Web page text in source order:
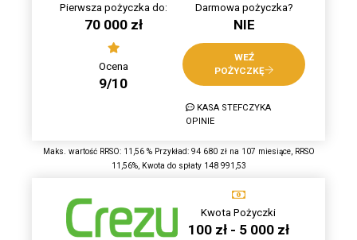
Pierwsza pożyczka do:
70 000 zł
Darmowa pożyczka?
NIE
Ocena
9/10
WEŹ
POŻYCZKĘ
KASA STEFCZYKA
OPINIE
Maks. wartość RRSO: 11,56 % Przykład: 94 680 zł na 107 miesiące, RRSO
11,56%, Kwota do spłaty 148 991,53
Kwota Pożyczki
100 zł - 5 000 zł